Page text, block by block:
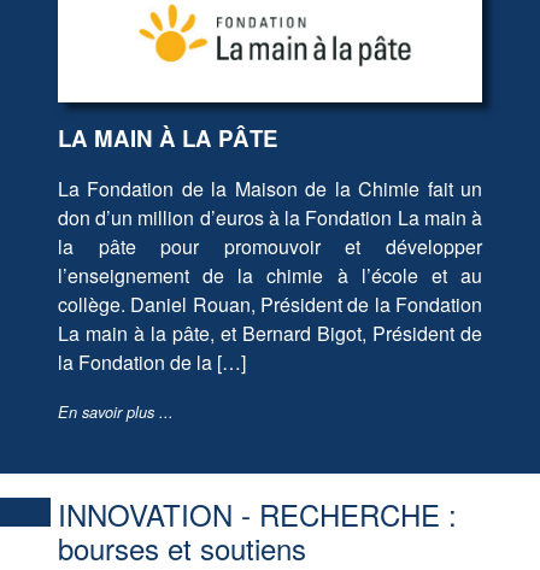
LA MAIN À LA PÂTE
La Fondation de la Maison de la Chimie fait un
don d’un million d’euros à la Fondation La main à
la pâte pour promouvoir et développer
l’enseignement de la chimie à l’école et au
collège. Daniel Rouan, Président de la Fondation
La main à la pâte, et Bernard Bigot, Président de
la Fondation de la […]
En savoir plus ...
INNOVATION - RECHERCHE :
bourses et soutiens